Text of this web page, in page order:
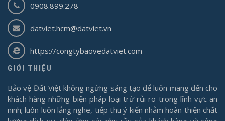
0908.899.278
datviet.hcm@datviet.vn
https://congtybaovedatviet.com
GIỚI THIỆU
Bảo vệ Đất Việt không ngừng sáng tạo để luôn mang đến cho
khách hàng những biện pháp loại trừ rủi ro trong lĩnh vực an
ninh; luôn luôn lắng nghe, tiếp thu ý kiến nhằm hoàn thiện chất